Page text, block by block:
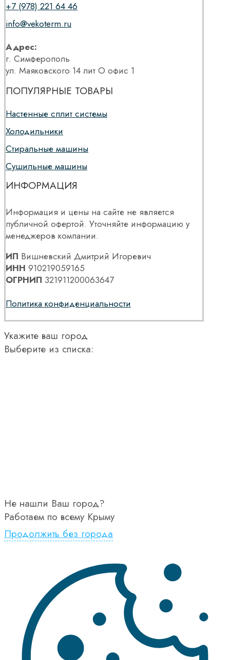
+7 (978) 221 64 46
info@vekoterm.ru
Адрес:
г. Симферополь
ул. Маяковского 14 лит О офис 1
ПОПУЛЯРНЫЕ ТОВАРЫ
Настенные сплит системы
Холодильники
Стиральные машины
Сушильные машины
ИНФОРМАЦИЯ
Информация и цены на сайте не является
публичной офертой. Уточняйте информацию у
менеджеров компании.
ИП Вишневский Дмитрий Игоревич
ИНН 910219059165
ОГРНИП 321911200063647
Политика конфиденциальности
Укажите ваш город
Выберите из списка:
Не нашли Ваш город?
Работаем по всему Крыму
Продолжить без города